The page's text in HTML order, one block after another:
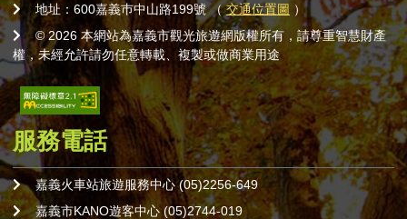
地址：600嘉義巿中山路199號 （交通位置圖 ）
© 2026 本網站為嘉義市觀光旅遊網版權所有，請尊重智慧財產
權，未經允許請勿任意轉載、複製或做商業用途
服務電話
嘉義火車站旅遊服務中心 (05)2256-649
嘉義市KANO遊客中心 (05)2744-019